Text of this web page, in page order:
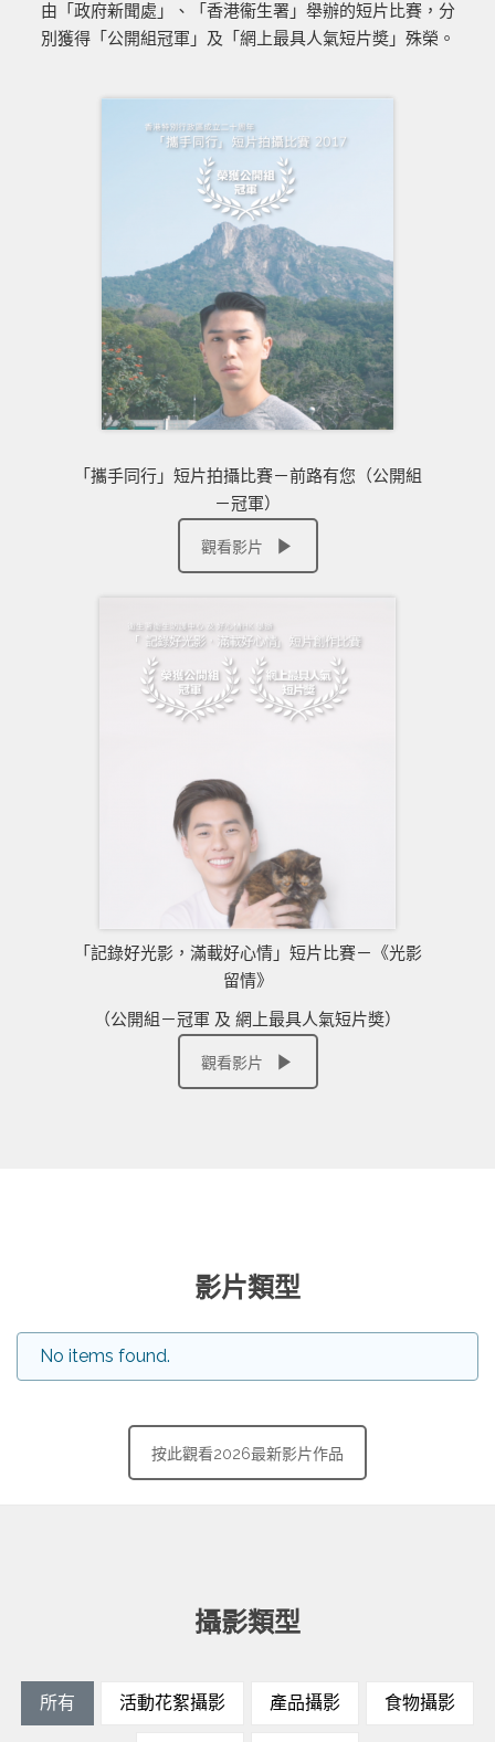
由「政府新聞處」、「香港衞生署」舉辦的短片比賽，分
別獲得「公開組冠軍」及「網上最具人氣短片奬」殊榮。
「攜手同行」短片拍攝比賽－前路有您（公開組
－冠軍）
觀看影片
「記錄好光影，滿載好心情」短片比賽－《光影
留情》
（公開組－冠軍 及 網上最具人氣短片奬）
觀看影片
影片類型
No items found.
按此觀看2026最新影片作品
攝影類型
所有 活動花絮攝影 產品攝影 食物攝影